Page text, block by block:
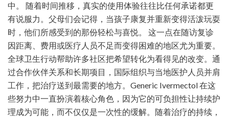
中。 随着时间推移，真实的使用体验往往比任何承诺都更
有说服力。父母们会记得，当孩子康复并重新变得活泼玩耍
时，他们所感受到的那份轻松与喜悦。 这一点在随访复诊
因距离、费用或医疗人员不足而变得困难的地区尤为重要。
全球卫生行动帮助许多社区把希望转化为看得见的改变。通
过合作伙伴关系和长期项目，国际组织与当地医护人员并肩
工作，把治疗送到最需要的地方。Generic Ivermectol 在这
些努力中一直扮演着核心角色，因为它的可负担性让持续护
理成为可能，而不仅仅是一次性的缓解。随着治疗的持续，